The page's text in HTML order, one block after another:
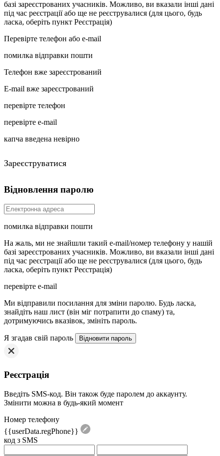
базі зареєстрованих учасників. Можливо, ви вказали інші дані
під час реєстрації або ще не реєструвалися (для цього, будь
ласка, оберіть пункт Реєстрація)
Перевірте телефон або e-mail
помилка відправки пошти
Телефон вже зареєстрований
E-mail вже зареєстрований
перевірте телефон
перевірте e-mail
капча введена невірно
Зареєструватися
Відновлення паролю
помилка відправки пошти
На жаль, ми не знайшли такий e-mail/номер телефону у нашій
базі зареєстрованих учасників. Можливо, ви вказали інші дані
під час реєстрації або ще не реєструвалися (для цього, будь
ласка, оберіть пункт Реєстрація)
перевірте e-mail
Mи відправили посилання для зміни паролю. Будь ласка,
знайдіть наш лист (він міг потрапити до спаму) та,
дотримуючись вказівок, змініть пароль.
Я згадав свій пароль
Реєстрація
Введіть SMS-код. Він також буде паролем до аккаунту.
Змінити можна в будь-який момент
Номер телефону
{{userData.regPhone}}
код з SMS